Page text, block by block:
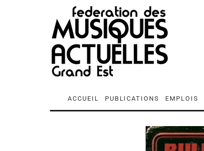
ACCUEIL PUBLICATIONS EMPLOIS